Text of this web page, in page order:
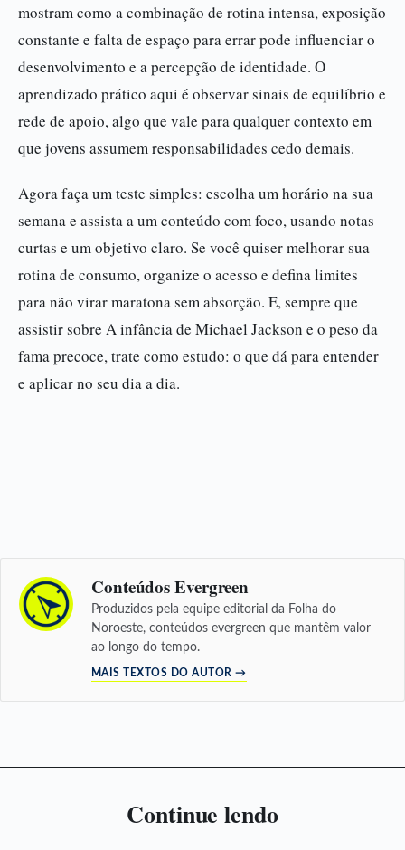
mostram como a combinação de rotina intensa, exposição
constante e falta de espaço para errar pode influenciar o
desenvolvimento e a percepção de identidade. O
aprendizado prático aqui é observar sinais de equilíbrio e
rede de apoio, algo que vale para qualquer contexto em
que jovens assumem responsabilidades cedo demais.
Agora faça um teste simples: escolha um horário na sua
semana e assista a um conteúdo com foco, usando notas
curtas e um objetivo claro. Se você quiser melhorar sua
rotina de consumo, organize o acesso e defina limites
para não virar maratona sem absorção. E, sempre que
assistir sobre A infância de Michael Jackson e o peso da
fama precoce, trate como estudo: o que dá para entender
e aplicar no seu dia a dia.
Conteúdos Evergreen
Produzidos pela equipe editorial da Folha do
Noroeste, conteúdos evergreen que mantêm valor
ao longo do tempo.
MAIS TEXTOS DO AUTOR →
Continue lendo